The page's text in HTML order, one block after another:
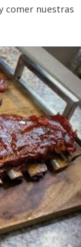
comer nuestras